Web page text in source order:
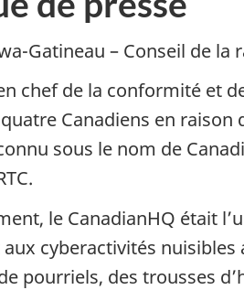
Gatineau – Conseil de
chef de la conformité et
Canadiens en
sous le nom de
le CanadianHQ était
cyberactivités nuisibles
pourriels, des trousses